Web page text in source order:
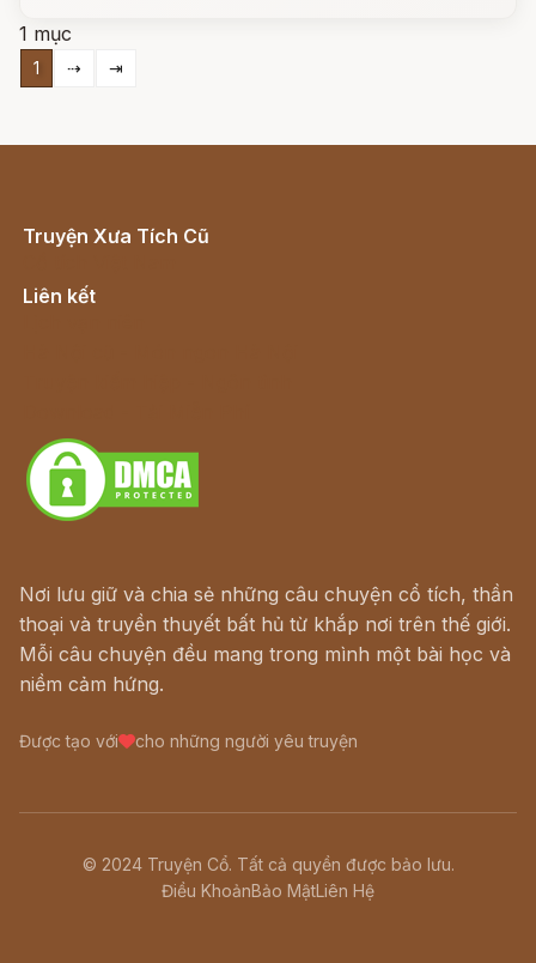
1 mục
1 ⇢ ⇥
Truyện Xưa Tích Cũ
Liên kết
Nơi lưu giữ và chia sẻ những câu chuyện cổ tích, thần
thoại và truyền thuyết bất hủ từ khắp nơi trên thế giới.
Mỗi câu chuyện đều mang trong mình một bài học và
niềm cảm hứng.
Được tạo với cho những người yêu truyện
© 2024 Truyện Cổ. Tất cả quyền được bảo lưu.
Điều KhoảnBảo MậtLiên Hệ